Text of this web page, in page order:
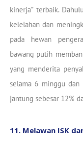
kinerja” terbaik.
kelelahan dan
pada hewan
bawang putih
yang menderita
selama 6 minggu
jantung sebesar 12%
11. Melawan ISK